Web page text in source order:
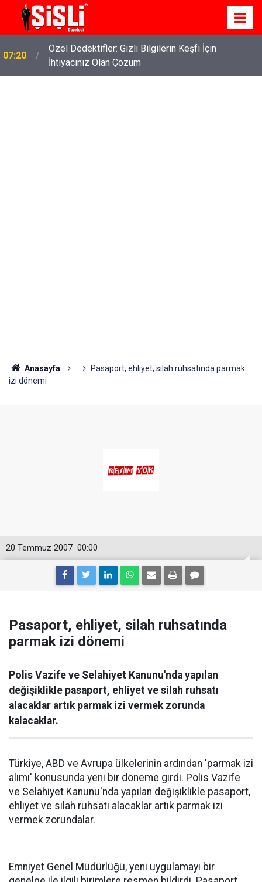
07:20
Özel Dedektifler: Gizli Bilgilerin Keşfi İçin
07:15
İskele'de Kiralık Daire Seçenekleriyle Konforlu Bir
Yaşam
Anasayfa
Pasaport, ehliyet, silah ruhsatında parmak
izi dönemi
00:00
20 Temmuz 2007
Pasaport, ehliyet, silah ruhsatında
parmak izi dönemi
Polis Vazife ve Selahiyet Kanunu'nda yapılan
değişiklikle pasaport, ehliyet ve silah ruhsatı
alacaklar artık parmak izi vermek zorunda
kalacaklar.
Türkiye, ABD ve Avrupa ülkelerinin ardından 'parmak izi
alımı' konusunda yeni bir döneme girdi. Polis Vazife
ve Selahiyet Kanunu'nda yapılan değişiklikle pasaport,
ehliyet ve silah ruhsatı alacaklar artık parmak izi
vermek zorundalar.
Emniyet Genel Müdürlüğü, yeni uygulamayı bir